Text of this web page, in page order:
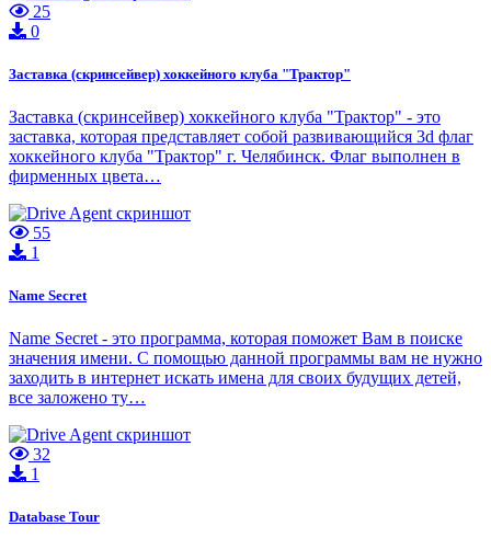
25
0
Заставка (скринсейвер) хоккейного клуба "Трактор"
Заставка (скринсейвер) хоккейного клуба "Трактор" - это
заставка, которая представляет собой развивающийся 3d флаг
хоккейного клуба "Трактор" г. Челябинск. Флаг выполнен в
фирменных цвета…
55
1
Name Secret
Name Secret - это программа, которая поможет Вам в поиске
значения имени. С помощью данной программы вам не нужно
заходить в интернет искать имена для своих будущих детей,
все заложено ту…
32
1
Database Tour